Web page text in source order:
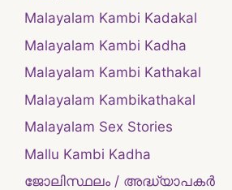
Malayalam Kambi Kadakal
Malayalam Kambi Kadha
Malayalam Kambi Kathakal
Malayalam Kambikathakal
Malayalam Sex Stories
Mallu Kambi Kadha
ജോലിസ്ഥലം / അദ്ധ്യാപകർ